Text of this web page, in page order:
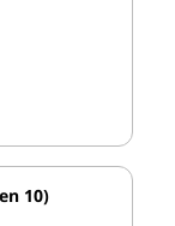
10)